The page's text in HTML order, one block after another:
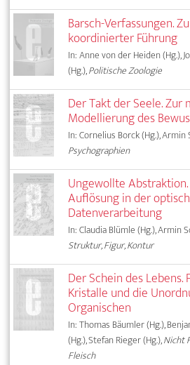
Barsch-Verfassungen.
koordinierter Führung
In: Anne von der Heiden (Hg.),
(Hg.),Politische Zoologie
Der Takt der Seele. Zur
Modellierung des
In: Cornelius Borck (Hg.), Armin
Psychographien
Ungewollte
Auflösung in der
Datenverarbeitung
In: Claudia Blümle (Hg.), Armin
Struktur, Figur, Kontur
Der Schein des Lebens.
Kristalle und die
Organischen
In: Thomas Bäumler (Hg.),
(Hg.), Stefan Rieger (Hg.),Nicht
Fleisch